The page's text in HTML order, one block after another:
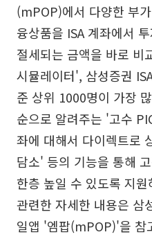
(mPOP)에서 다양한 부
융상품을 ISA 계좌에서
절세되는 금액을 바로 비
시뮬레이터', 삼성증권
준 상위 1000명이 가장
순으로 알려주는 '고수
좌에 대해서 다이렉트로
담소' 등의 기능을 통해
한층 높일 수 있도록 지
관련한 자세한 내용은 삼
일앱 '엠팝(mPOP)'을 참